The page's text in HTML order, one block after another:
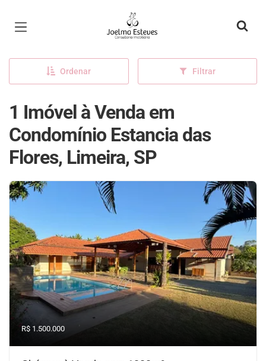
Página inicial
Ordenar Filtrar
1 Imóvel à Venda em
Condomínio Estancia das
Flores, Limeira, SP
R$ 1.500.000